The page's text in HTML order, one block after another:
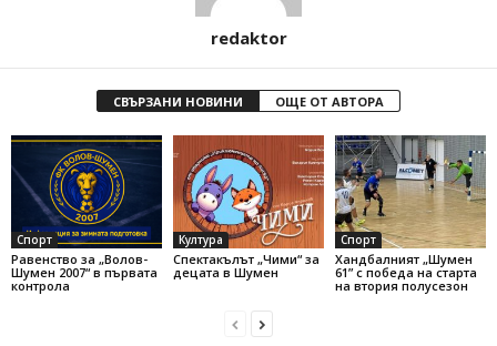
redaktor
СВЪРЗАНИ НОВИНИ ОЩЕ ОТ АВТОРА
Спорт
Равенство за „Волов-
Шумен 2007“ в първата
контрола
Култура
Спектакълът „Чими“ за
децата в Шумен
Спорт
Хандбалният „Шумен
61” с победа на старта
на втория полусезон